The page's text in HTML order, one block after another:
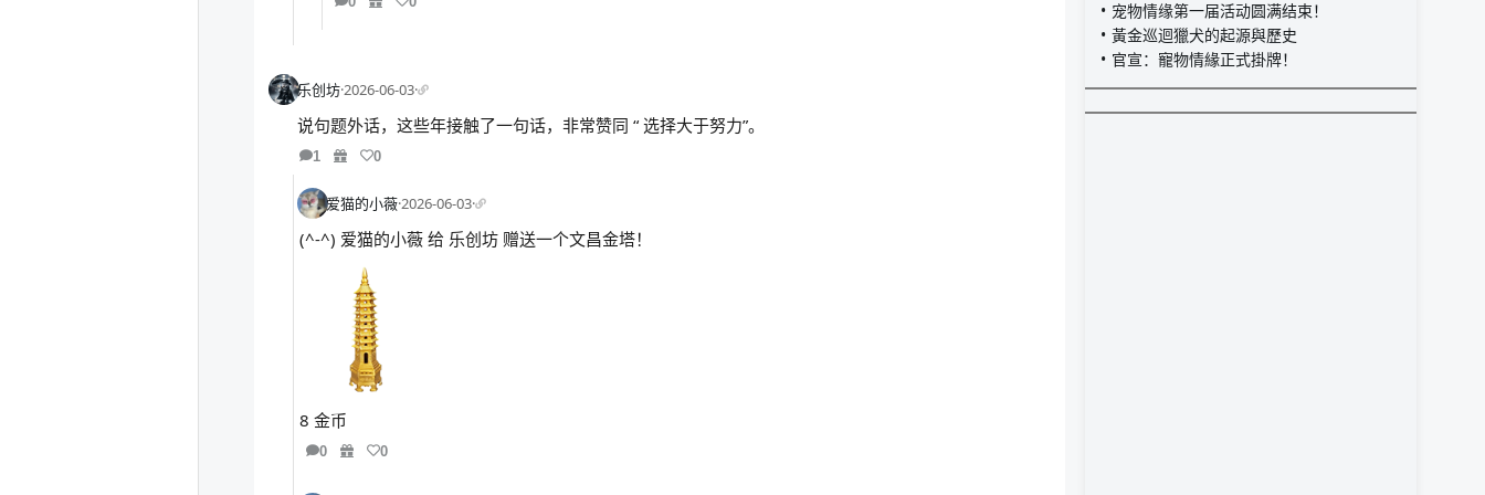
乐创坊·2026-06-03·
说句题外话，这些年接触了一句话，非常赞同 “ 选择大于努力”。
1 0
爱猫的小薇·2026-06-03·
(^-^) 爱猫的小薇 给 乐创坊 赠送一个文昌金塔！
8 金币
0 0
宠物情缘第一届活动圆满结束！
黃金巡迴獵犬的起源與歷史
官宣：寵物情緣正式掛牌！